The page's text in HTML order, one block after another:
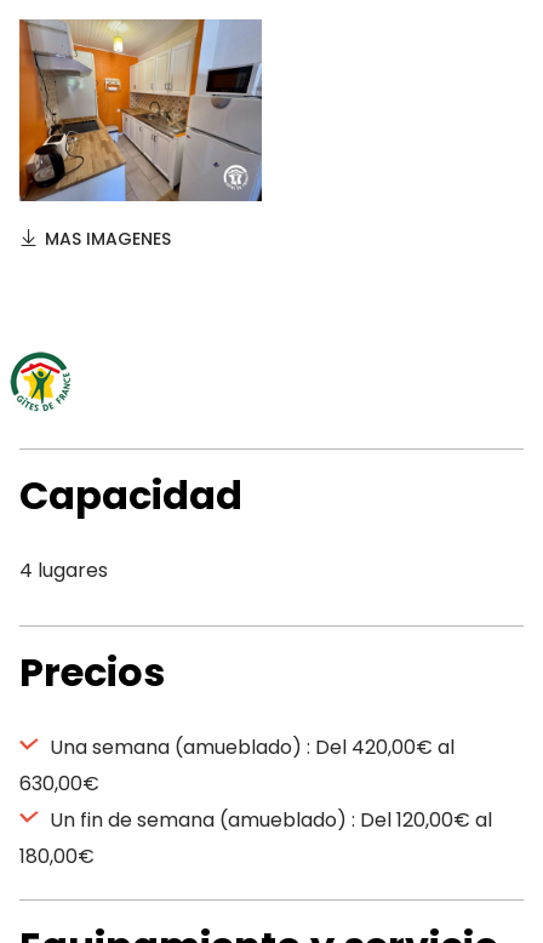
MAS IMAGENES
Capacidad
4 lugares
Precios
Una semana (amueblado) : Del 420,00€ al
630,00€
Un fin de semana (amueblado) : Del 120,00€ al
180,00€